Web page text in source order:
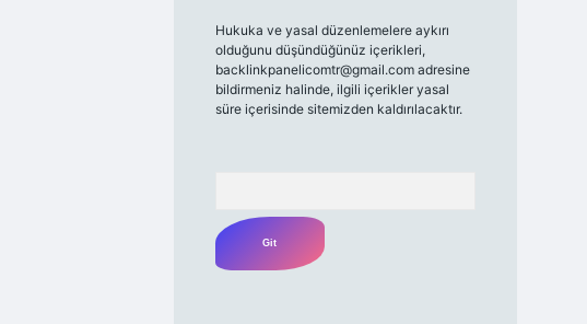
Hukuka ve yasal düzenlemelere aykırı
olduğunu düşündüğünüz içerikleri,
backlinkpanelicomtr@gmail.comadresine
bildirmeniz halinde, ilgili içerikler yasal
süre içerisinde sitemizden kaldırılacaktır.